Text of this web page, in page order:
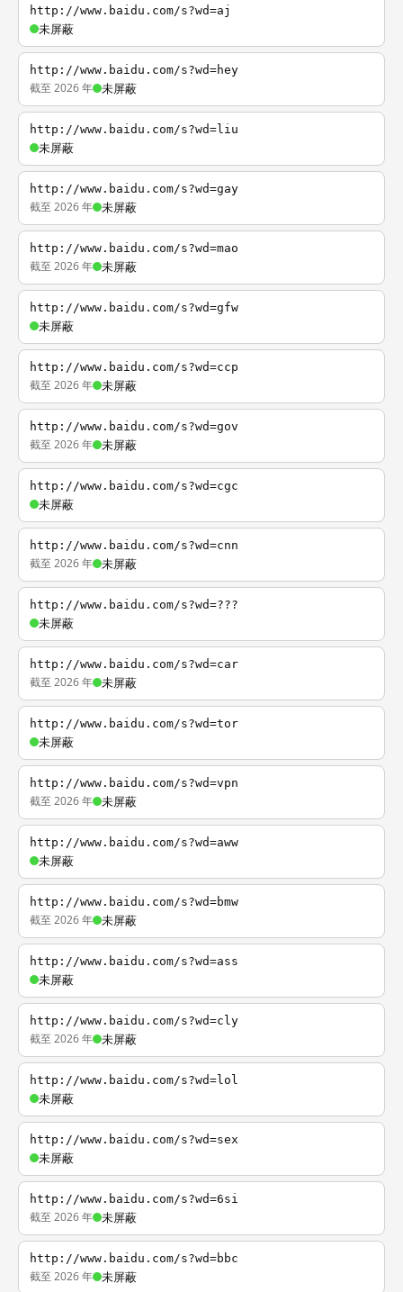
http://www.baidu.com/s?wd=aj
未屏蔽
http://www.baidu.com/s?wd=hey
截至 2026 年 未屏蔽
http://www.baidu.com/s?wd=liu
未屏蔽
http://www.baidu.com/s?wd=gay
截至 2026 年 未屏蔽
http://www.baidu.com/s?wd=mao
截至 2026 年 未屏蔽
http://www.baidu.com/s?wd=gfw
未屏蔽
http://www.baidu.com/s?wd=ccp
截至 2026 年 未屏蔽
http://www.baidu.com/s?wd=gov
截至 2026 年 未屏蔽
http://www.baidu.com/s?wd=cgc
未屏蔽
http://www.baidu.com/s?wd=cnn
截至 2026 年 未屏蔽
http://www.baidu.com/s?wd=???
未屏蔽
http://www.baidu.com/s?wd=car
截至 2026 年 未屏蔽
http://www.baidu.com/s?wd=tor
未屏蔽
http://www.baidu.com/s?wd=vpn
截至 2026 年 未屏蔽
http://www.baidu.com/s?wd=aww
未屏蔽
http://www.baidu.com/s?wd=bmw
截至 2026 年 未屏蔽
http://www.baidu.com/s?wd=ass
未屏蔽
http://www.baidu.com/s?wd=cly
截至 2026 年 未屏蔽
http://www.baidu.com/s?wd=lol
未屏蔽
http://www.baidu.com/s?wd=sex
未屏蔽
http://www.baidu.com/s?wd=6si
截至 2026 年 未屏蔽
http://www.baidu.com/s?wd=bbc
截至 2026 年 未屏蔽